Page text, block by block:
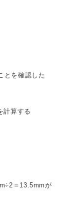
とを確認した
計算する
＝13.5mmが